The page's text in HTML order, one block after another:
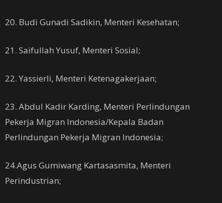
20. Budi Gunadi Sadikin, Menteri Kesehatan;
21. Saifullah Yusuf, Menteri Sosial;
22. Yassierli, Menteri Ketenagakerjaan;
23. Abdul Kadir Karding, Menteri Perlindungan
Pekerja Migran Indonesia/Kepala Badan
Perlindungan Pekerja Migran Indonesia;
24.Agus Gumiwang Kartasasmita, Menteri
Perindustrian;